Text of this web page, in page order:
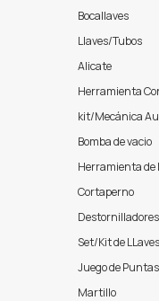
Bocallaves
Llaves/Tubos
Alicate
Herramienta
kit/Mecánica
Bomba de vacio
Herramienta de
Cortaperno
Destornilladores
Set/Kit de
Juego de Puntas
Martillo